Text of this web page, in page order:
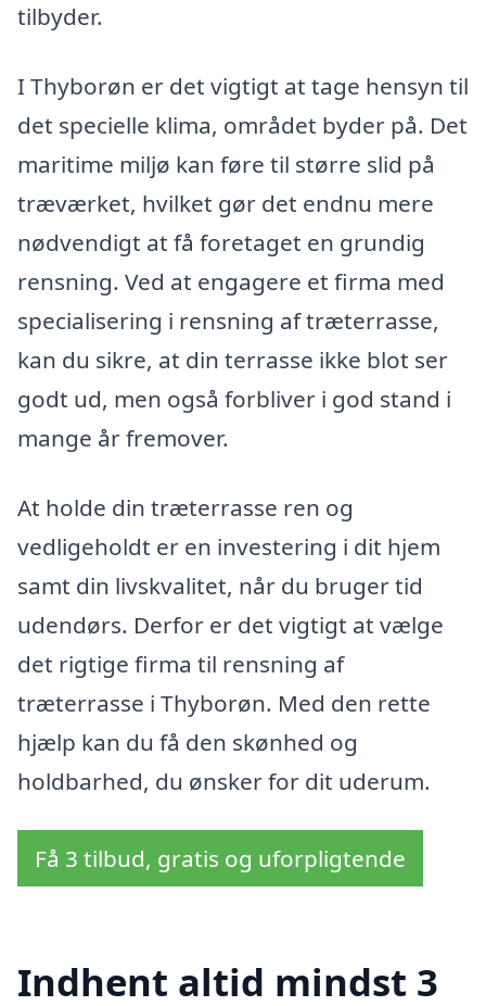
tilbyder.
I Thyborøn er det vigtigt at tage hensyn til
det specielle klima, området byder på. Det
maritime miljø kan føre til større slid på
træværket, hvilket gør det endnu mere
nødvendigt at få foretaget en grundig
rensning. Ved at engagere et firma med
specialisering i rensning af træterrasse,
kan du sikre, at din terrasse ikke blot ser
godt ud, men også forbliver i god stand i
mange år fremover.
At holde din træterrasse ren og
vedligeholdt er en investering i dit hjem
samt din livskvalitet, når du bruger tid
udendørs. Derfor er det vigtigt at vælge
det rigtige firma til rensning af
træterrasse i Thyborøn. Med den rette
hjælp kan du få den skønhed og
holdbarhed, du ønsker for dit uderum.
Få 3 tilbud, gratis og uforpligtende
Indhent altid mindst 3